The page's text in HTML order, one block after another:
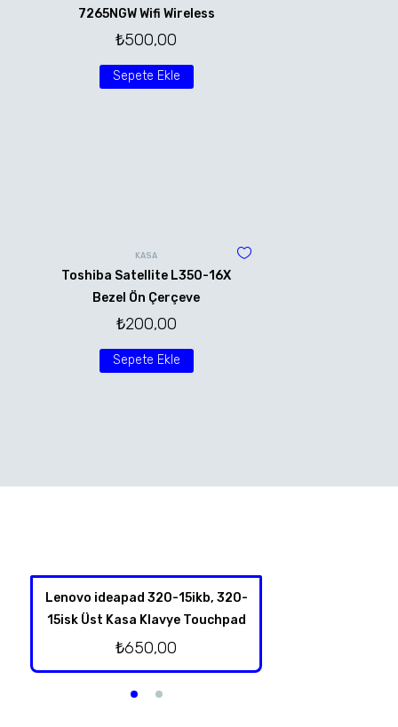
7265NGW Wifi Wireless
₺500,00
Sepete Ekle
KASA
Toshiba Satellite L350-16X
Bezel Ön Çerçeve
₺200,00
Sepete Ekle
Lenovo ideapad 320-15ikb, 320-
15isk Üst Kasa Klavye Touchpad
₺650,00